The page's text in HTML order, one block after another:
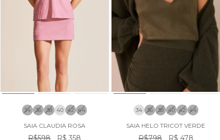
34 36 38 40 42 44
SAIA CLAUDIA ROSA
R$598 R$ 358
34 36 38 40 42 44
SAIA HELO TRICOT VERDE
R$798 R$ 478